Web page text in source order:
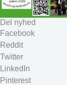
Del nyhed
Facebook
Reddit
Twitter
LinkedIn
Pinterest